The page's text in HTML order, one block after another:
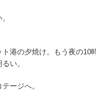
港の夕焼け。もう夜の10
い。
ージへ。